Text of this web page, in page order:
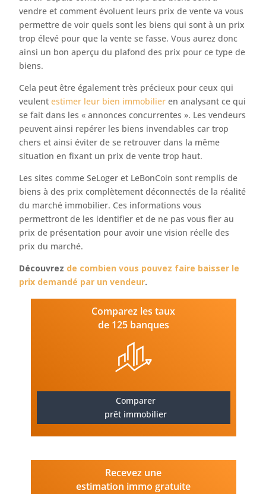
vendre et comment évoluent leurs prix de vente va vous
permettre de voir quels sont les biens qui sont à un prix
trop élevé pour que la vente se fasse. Vous aurez donc
ainsi un bon aperçu du plafond des prix pour ce type de
biens.
Cela peut être également très précieux pour ceux qui
veulentestimer leur bien immobilier en analysant ce qui
se fait dans les « annonces concurrentes ». Les vendeurs
peuvent ainsi repérer les biens invendables car trop
chers et ainsi éviter de se retrouver dans la même
situation en fixant un prix de vente trop haut.
Les sites comme SeLoger et LeBonCoin sont remplis de
biens à des prix complètement déconnectés de la réalité
du marché immobilier. Ces informations vous
permettront de les identifier et de ne pas vous fier au
prix de présentation pour avoir une vision réelle des
prix du marché.
Découvrez de combien vous pouvez faire baisser le
prix demandé par un vendeur.
Comparez les taux
de 125 banques
Comparer
prêt immobilier
Recevez une
estimation immo gratuite